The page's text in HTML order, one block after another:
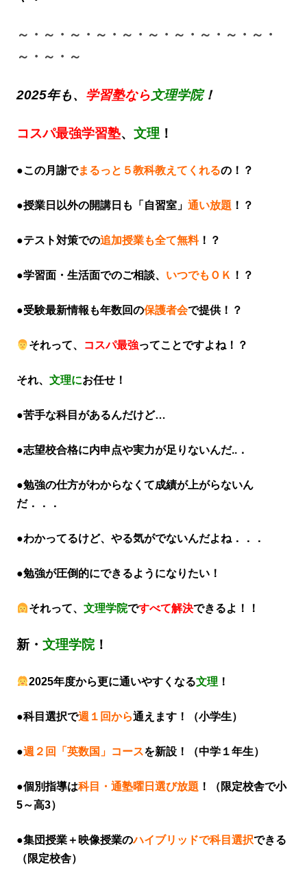
～・～・～・～・～・～・～・～・～・～・
～・～・～
2025年も、 学習塾なら文理学院！
コスパ最強学習塾、 文理 ！
●この月謝でまるっと５教科教えてくれるの！？
●授業日以外の開講日も「自習室」 通い放題 ！？
●テスト対策での追加授業も全て無料！？
●学習面・生活面でのご相談、 いつでもＯＫ ！？
●受験最新情報も年数回の保護者会で提供！？
それって、 コスパ最強ってことですよね！？
それ、 文理にお任せ！
●苦手な科目があるんだけど…
●志望校合格に内申点や実力が足りないんだ..．
●勉強の仕方がわからなくて成績が上がらないん
だ．．．
●わかってるけど、やる気がでないんだよね．．．
●勉強が圧倒的にできるようになりたい！
それって、文理学院ですべて解決できるよ！！
新・ 文理学院！
2025年度から更に通いやすくなる文理 ！
●科目選択で週１回から通えます！（小学生）
●週２回「英数国」コースを新設！（中学１年生）
●個別指導は科目・通塾曜日選び放題 ！（限定校舎で小
5～高3）
●集団授業＋映像授業のハイブリッドで科目選択できる
（限定校舎）